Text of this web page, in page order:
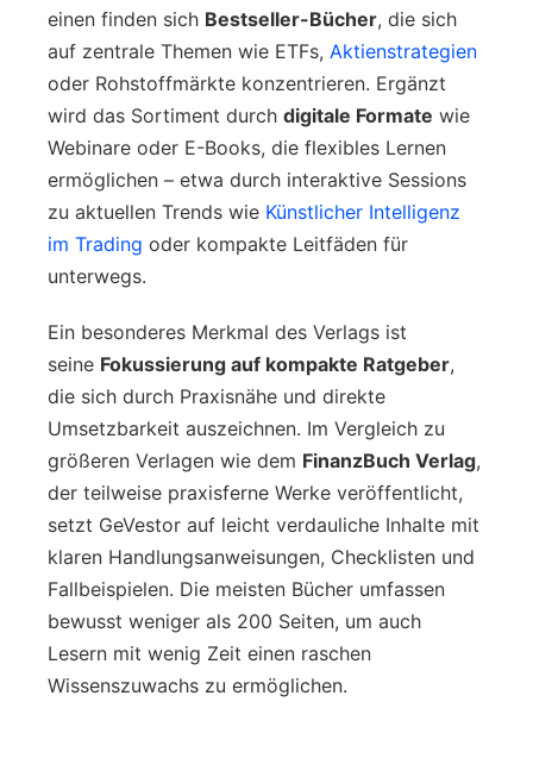
einen finden sich Bestseller-Bücher, die sich
auf zentrale Themen wie ETFs, Aktienstrategien
oder Rohstoffmärkte konzentrieren. Ergänzt
wird das Sortiment durch digitale Formate wie
Webinare oder E-Books, die flexibles Lernen
ermöglichen – etwa durch interaktive Sessions
zu aktuellen Trends wie Künstlicher Intelligenz
im Trading oder kompakte Leitfäden für
unterwegs.
Ein besonderes Merkmal des Verlags ist
seine Fokussierung auf kompakte Ratgeber,
die sich durch Praxisnähe und direkte
Umsetzbarkeit auszeichnen. Im Vergleich zu
größeren Verlagen wie dem FinanzBuch Verlag,
der teilweise praxisferne Werke veröffentlicht,
setzt GeVestor auf leicht verdauliche Inhalte mit
klaren Handlungsanweisungen, Checklisten und
Fallbeispielen. Die meisten Bücher umfassen
bewusst weniger als 200 Seiten, um auch
Lesern mit wenig Zeit einen raschen
Wissenszuwachs zu ermöglichen.